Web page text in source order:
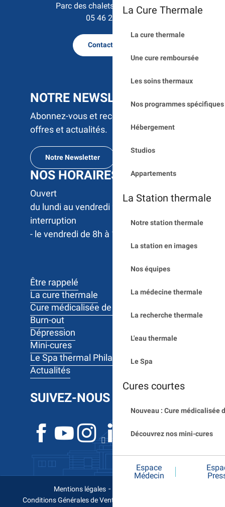
La Cure Thermale
La cure thermale
Une cure remboursée
Les soins thermaux
Nos programmes
Hébergement
Studios
Appartements
La Station thermale
Notre station thermale
La station en images
Nos équipes
La médecine thermale
La recherche thermale
L'eau thermale
Le Spa
Cures courtes
Nouveau : Cure médicalisée
Découvrez nos mini-cures
Espace
Médecin
Parc des chalets - 17600 Saujon
05 46 23 50 15
Contactez nous
NOTRE NEWSLETTER
Abonnez-vous et recevez par e-mail nos
offres et actualités.
Notre Newsletter
NOS HORAIRES
Ouvert
du lundi au vendredi 9h à 17h sans
interruption
- le vendredi de 8h à 12h
Être rappelé
La cure thermale
Cure médicalisée de 10 jours
Burn-out
Dépression
Mini-cures
Le Spa thermal Philae
Actualités
SUIVEZ-NOUS
Mentions légales -
Conditions Générales de Ventes